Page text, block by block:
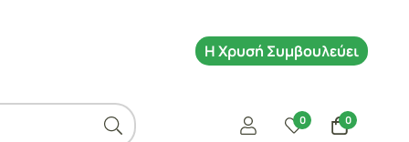
0 0
Η Χρυσή Συμβουλεύει